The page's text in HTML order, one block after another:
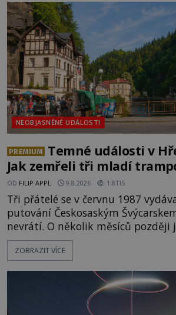
Prozkoumejte je společně s ENIGMOU!
NEOBJASNĚNÉ UDÁLOSTI
PREMIUM
Temné události v
Jak zemřeli tři mladí
OD FILIP APPL 9.8.2026 1.8TIS
Tři přátelé se v červnu 1987
putování Českosaským
nevrátí. O několik měsíců později jsou v
nepřístupných skalách u Hřenska
kostry – a s nimi stopy, které se
přírodní živel, neznámý útočník,
tehdejší režim nechtěl odhalit? [gallery
ids="171131,171132,1711
ZOBRAZIT VÍCE